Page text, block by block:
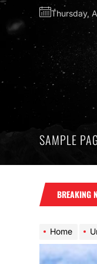
Skip
the
content
Thursday,
SAMPLE
BREAKING
Apartemen
Home